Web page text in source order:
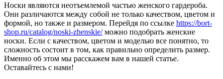
Носки являются неотъемлемой частью женского гардероба.
Они различаются между собой не только качеством, цветом и
формой, но также и размером. Перейдя по ссылке https://bort-
shop.ru/catalog/noski-zhenskie/можно подобрать женские
носки. Если с качеством, цветом и моделью все понятно, то
сложность состоит в том, как правильно определить размер.
Именно об этом мы расскажем вам в нашей статье.
Оставайтесь с нами!